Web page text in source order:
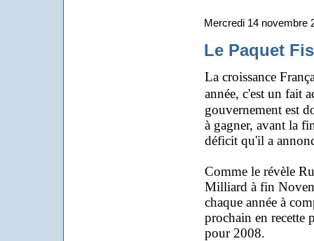
Mercredi 14 novembre
Le Paquet
La croissance
année, c'est un fait
gouvernement est
à gagner, avant la
déficit qu'il a
Comme le révèle
Milliard à fin
chaque année à
prochain en recette
pour 2008.